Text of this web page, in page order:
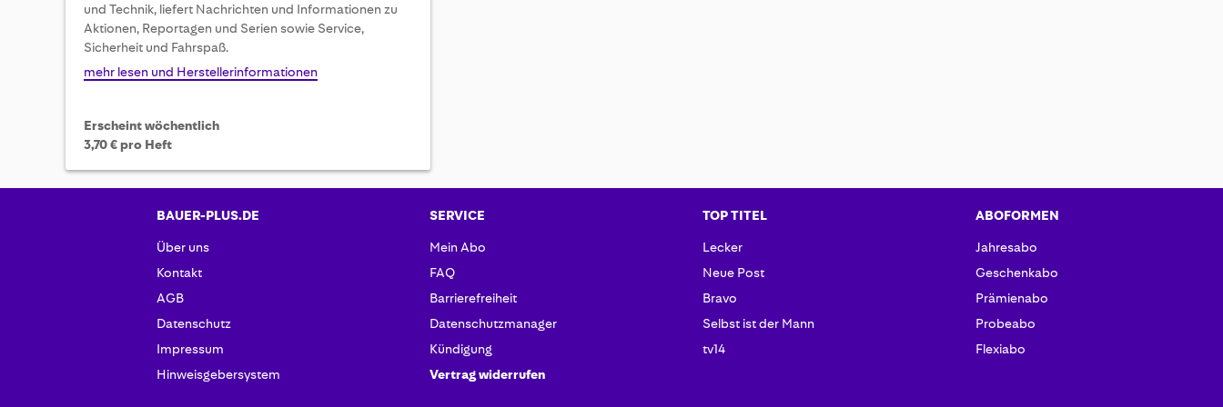
beginning
images
und Technik, liefert Nachrichten und Informationen zu
Aktionen, Reportagen und Serien sowie Service,
Sicherheit und Fahrspaß.
mehr lesen und Herstellerinformationen
Erscheint wöchentlich
3,70 € pro Heft
BAUER-PLUS.DE
Über uns
Kontakt
AGB
Datenschutz
Impressum
Hinweisgebersystem
SERVICE
Mein Abo
FAQ
Barrierefreiheit
Datenschutzmanager
Kündigung
Vertrag widerrufen
TOP TITEL
Lecker
Neue Post
Bravo
Selbst ist der Mann
tv14
ABOFORMEN
Jahresabo
Geschenkabo
Prämienabo
Probeabo
Flexiabo